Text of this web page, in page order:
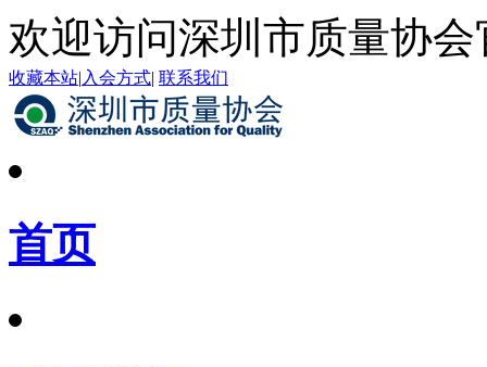
欢迎访问深圳市质量协会
收藏本站| 入会方式| 联系我们
首页